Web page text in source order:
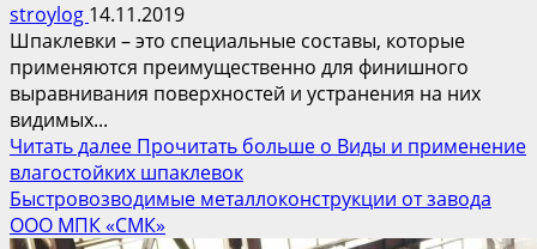
stroylog 14.11.2019
Шпаклевки – это специальные составы, которые
применяются преимущественно для финишного
выравнивания поверхностей и устранения на них
видимых...
Читать далее Прочитать больше о Виды и применение
влагостойких шпаклевок
Быстровозводимые металлоконструкции от завода
ООО МПК «СМК»